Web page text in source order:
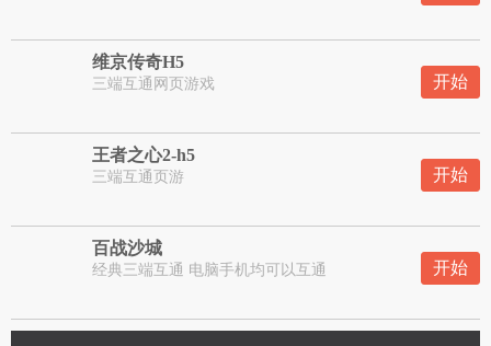
维京传奇H5
三端互通网页游戏 开始
王者之心2-h5
三端互通页游 开始
百战沙城
经典三端互通 电脑手机均可以互通 开始